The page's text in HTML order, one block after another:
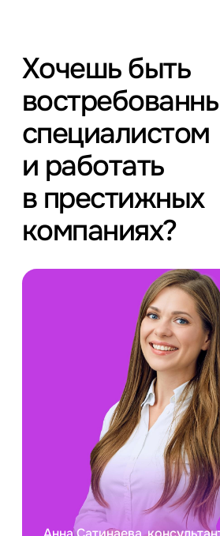
Хочешь быть
специалистом
и работать
в престижных
компаниях?